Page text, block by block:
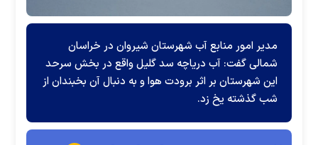
مدیر امور منابع آب شهرستان شیروان در خراسان
شمالی گفت: آب دریاچه سد گلیل واقع در بخش سرحد
این شهرستان بر اثر برودت هوا و به دنبال آن بخبندان از
شب گذشته یخ زد.